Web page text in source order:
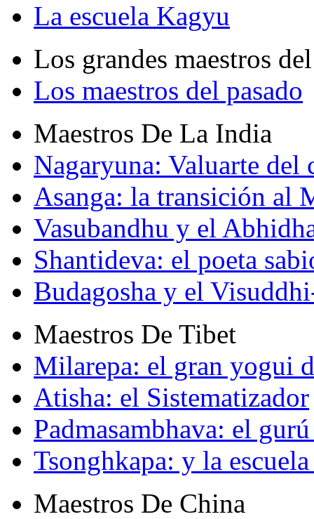
La escuela Kagyu
Los grandes maestros
Los maestros del pasado
Maestros De La India
Nagaryuna: Valuarte del
Asanga: la transición al
Vasubandhu y el
Shantideva: el poeta
Budagosha y el
Maestros De Tibet
Milarepa: el gran yogui
Atisha: el Sistematizador
Padmasambhava: el
Tsonghkapa: y la
Maestros De China